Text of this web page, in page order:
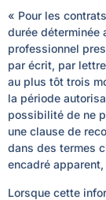
« Pour les
durée déterminée
professionnel
par écrit, par
au plus tôt trois
la période
possibilité de ne
une clause de
dans des termes
encadré
Lorsque cette